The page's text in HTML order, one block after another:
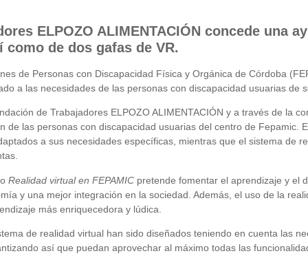
ELPOZO ALIMENTACIÓN concede una
de dos gafas de VR.
de Personas con Discapacidad Física y Orgánica de Córdoba
a las necesidades de las personas con discapacidad usuarias de
de Trabajadores ELPOZO ALIMENTACIÓN y a través de la
de las personas con discapacidad usuarias del centro de
a sus necesidades específicas, mientras que el sistema de
Realidad virtual en FEPAMIC pretende fomentar el aprendizaje y el
y una mejor integración en la sociedad. Además, el uso de la
más enriquecedora y lúdica.
de realidad virtual han sido diseñados teniendo en cuenta las
así que puedan aprovechar al máximo todas las